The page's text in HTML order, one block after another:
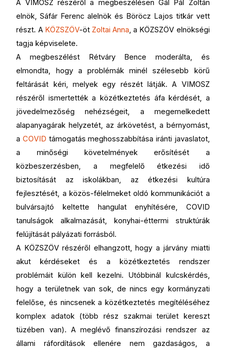
A VIMOSZ részéről a megbeszélésen Gál Pál Zoltán
elnök, Sáfár Ferenc alelnök és Böröcz Lajos titkár vett
részt. A KÖZSZÖV-öt Zoltai Anna, a KÖZSZÖV elnökségi
tagja képviselete.
A megbeszélést Rétváry Bence moderálta, és
elmondta, hogy a problémák minél szélesebb körű
feltárását kéri, melyek egy részét látják. A VIMOSZ
részéről ismertették a közétkeztetés áfa kérdését, a
jövedelmezőség nehézségeit, a megemelkedett
alapanyagárak helyzetét, az árkövetést, a bérnyomást,
aCOVID támogatás meghosszabbítása iránti javaslatot,
a minőségi követelmények erősítését a
közbeszerzésben, a megfelelő étkezési idő
biztosítását az iskolákban, az étkezési kultúra
fejlesztését, a közös-félelmeket oldó kommunikációt a
bulvársajtó keltette hangulat enyhítésére, COVID
tanulságok alkalmazását, konyhai-éttermi struktúrák
felújítását pályázati forrásból.
A KÖZSZÖV részéről elhangzott, hogy a járvány miatti
akut kérdéseket és a közétkeztetés rendszer
problémáit külön kell kezelni. Utóbbinál kulcskérdés,
hogy a területnek van sok, de nincs egy kormányzati
felelőse, és nincsenek a közétkeztetés megítéléséhez
komplex adatok (több rész szakmai terület kereszt
tüzében van). A meglévő finanszírozási rendszer az
állami ráfordítások ellenére nem gazdaságos, a